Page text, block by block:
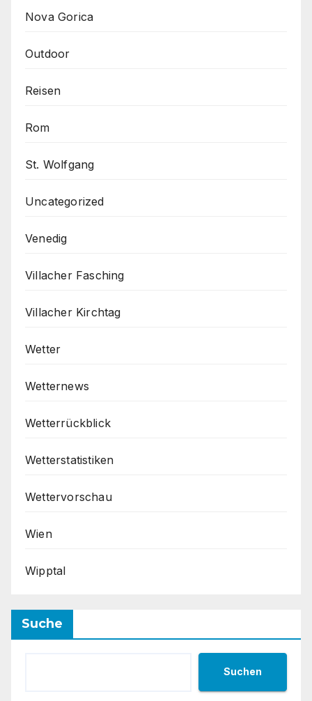
Nova Gorica
Outdoor
Reisen
Rom
St. Wolfgang
Uncategorized
Venedig
Villacher Fasching
Villacher Kirchtag
Wetter
Wetternews
Wetterrückblick
Wetterstatistiken
Wettervorschau
Wien
Wipptal
Suche
Suchen